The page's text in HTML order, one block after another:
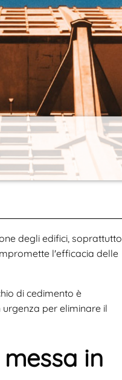
degli edifici, soprattutto
l'efficacia delle
di cedimento è
per eliminare il
in